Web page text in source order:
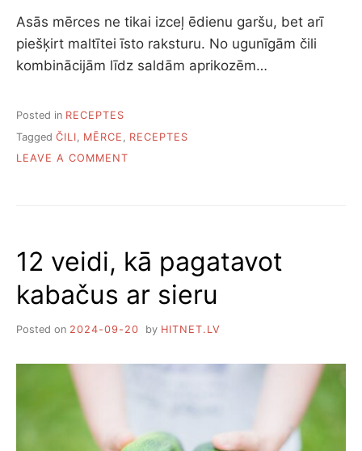
Asās mērces ne tikai izceļ ēdienu garšu, bet arī
piešķirt maltītei īsto raksturu. No ugunīgām čili
kombinācijām līdz saldām aprikozēm…
Posted in RECEPTES
Tagged ČILI MĒRCE
RECEPTES
LEAVE A COMMENT
12 veidi, kā pagatavot
kabačus ar sieru
Posted on 2024-09-20 by HITNET.LV